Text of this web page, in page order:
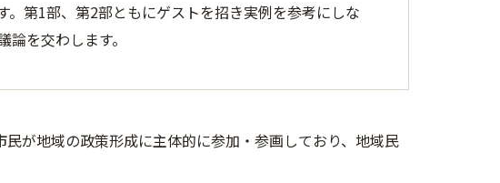
第1部、第2部ともにゲストを招き実例を参考にしな
を交わします。
が地域の政策形成に主体的に参加・参画しており、地域民